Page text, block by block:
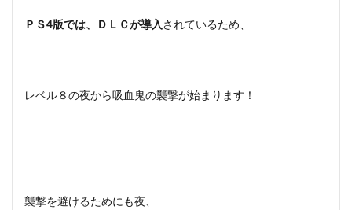
ＰＳ4版では、ＤＬＣが導入されているため、
レベル８の夜から吸血鬼の襲撃が始まります！
襲撃を避けるためにも夜、